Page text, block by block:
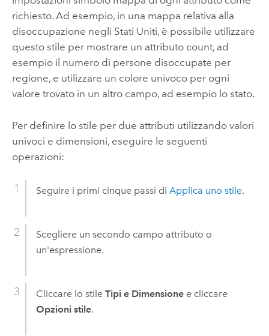
richiesto.Ad esempio, in una mappa relativa alla
disoccupazione negli Stati Uniti, è possibile utilizzare
questo stile per mostrare un attributo count, ad
esempio il numero di persone disoccupate per
regione, e utilizzare un colore univoco per ogni
valore trovato in un altro campo, ad esempio lo stato.
Per definire lo stile per due attributi utilizzando valori
univoci e dimensioni, eseguire le seguenti
operazioni:
Seguire i primi cinque passi di Applica uno stile.
Scegliere un secondo campo attributo o
un'espressione.
Cliccare lo stile Tipi e Dimensionee cliccare
Opzioni stile.